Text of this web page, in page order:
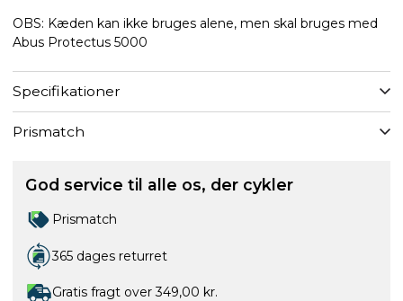
OBS: Kæden kan ikke bruges alene, men skal bruges med
Abus Protectus 5000
Specifikationer
Prismatch
God service til alle os, der cykler
Prismatch
365 dages returret
Gratis fragt over 349,00 kr.